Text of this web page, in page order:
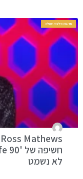
חדשות סלבס בעולם
לא נשמט